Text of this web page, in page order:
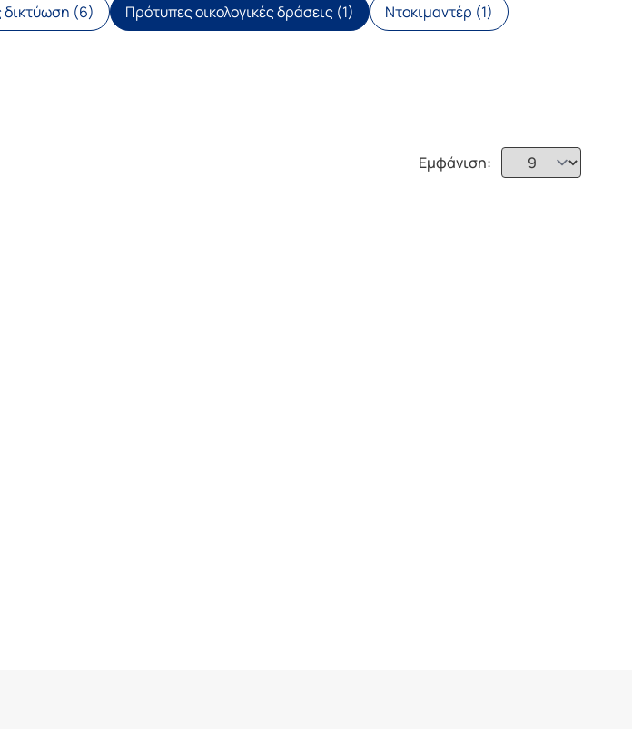
δικτύωση (6) Πρότυπες οικολογικές δράσεις (1) Ντοκιμαντέρ (1)
Εμφάνιση: